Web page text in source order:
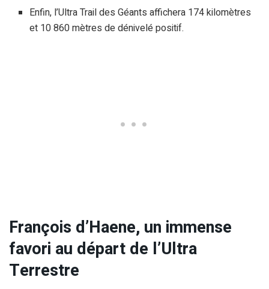
Enfin, l’Ultra Trail des Géants affichera 174 kilomètres
et 10 860 mètres de dénivelé positif.
François d’Haene, un immense
favori au départ de l’Ultra
Terrestre